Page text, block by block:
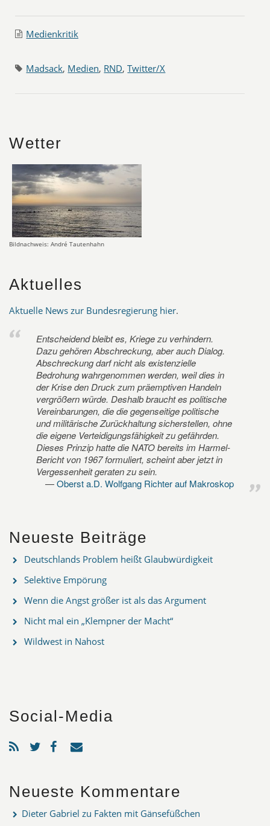
Medienkritik
Madsack, Medien, RND,Twitter/X
Wetter
Bildnachweis: André Tautenhahn
Aktuelles
Aktuelle News zur Bundesregierung hier.
Entscheidend bleibt es, Kriege zu verhindern.
Dazu gehören Abschreckung, aber auch Dialog.
Abschreckung darf nicht als existenzielle
Bedrohung wahrgenommen werden, weil dies in
der Krise den Druck zum präemptiven Handeln
vergrößern würde. Deshalb braucht es politische
Vereinbarungen, die die gegenseitige politische
und militärische Zurückhaltung sicherstellen, ohne
die eigene Verteidigungsfähigkeit zu gefährden.
Dieses Prinzip hatte die NATO bereits im Harmel-
Bericht von 1967 formuliert, scheint aber jetzt in
Vergessenheit geraten zu sein.
Oberst a.D. Wolfgang Richter auf Makroskop
Neueste Beiträge
Deutschlands Problem heißt Glaubwürdigkeit
Selektive Empörung
Wenn die Angst größer ist als das Argument
Nicht mal ein „Klempner der Macht“
Wildwest in Nahost
Social-Media
Neueste Kommentare
Dieter Gabriel zu Fakten mit Gänsefüßchen